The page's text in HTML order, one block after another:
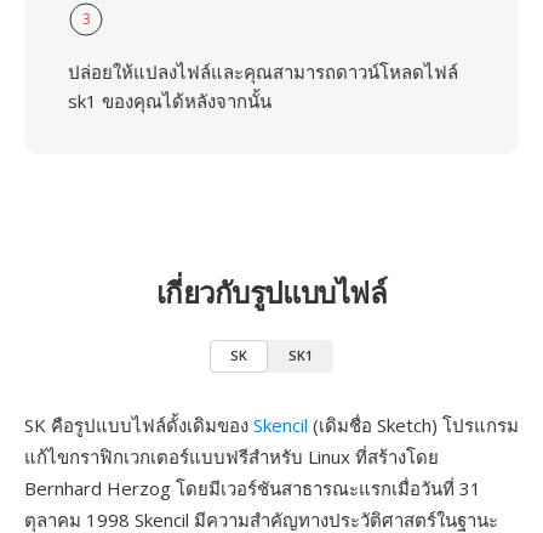
3
ปล่อยให้แปลงไฟล์และคุณสามารถดาวน์โหลดไฟล์
sk1 ของคุณได้หลังจากนั้น
เกี่ยวกับรูปแบบไฟล์
SK SK1
SK คือรูปแบบไฟล์ดั้งเดิมของ Skencil (เดิมชื่อ Sketch) โปรแกรม
แก้ไขกราฟิกเวกเตอร์แบบฟรีสำหรับ Linux ที่สร้างโดย
Bernhard Herzog โดยมีเวอร์ชันสาธารณะแรกเมื่อวันที่ 31
ตุลาคม 1998 Skencil มีความสำคัญทางประวัติศาสตร์ในฐานะ